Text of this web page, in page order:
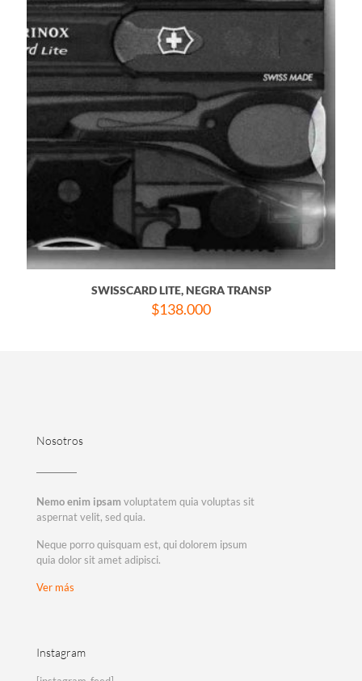
SWISSCARD LITE, NEGRA TRANSP
$138.000
Nosotros
Nemo enim ipsam voluptatem quia voluptas sit
aspernat velit, sed quia.
Neque porro quisquam est, qui dolorem ipsum
quia dolor sit amet adipisci.
Ver más
Instagram